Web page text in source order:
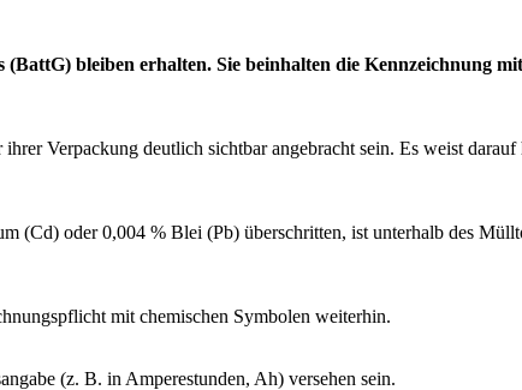
bleiben erhalten. Sie beinhalten die Kennzeichnung
Verpackung deutlich sichtbar angebracht sein. Es weist
oder 0,004 % Blei (Pb) überschritten, ist unterhalb des
mit chemischen Symbolen weiterhin.
(z. B. in Amperestunden, Ah) versehen sein.